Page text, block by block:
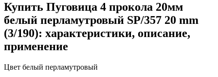
Купить Пуговица 4 прокола 20мм
белый перламутровый SP/357 20 mm
(3/190): характеристики, описание,
применение
Цвет белый перламутровый